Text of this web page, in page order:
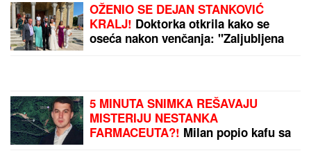
OŽENIO SE DEJAN STANKOVIĆ
KRALJ! Doktorka otkrila kako se
oseća nakon venčanja: "Zaljubljena
5 MINUTA SNIMKA REŠAVAJU
MISTERIJU NESTANKA
FARMACEUTA?! Milan popio kafu sa